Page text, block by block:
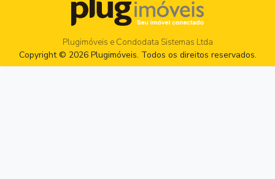
Plugimóveis e Condodata Sistemas Ltda
Copyright © 2026 Plugimóveis. Todos os direitos reservados.